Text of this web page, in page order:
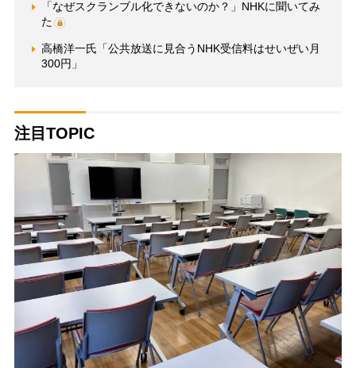
「なぜスクランブル化できないのか？」NHKに聞いてみ
た
高橋洋一氏「公共放送に見合うNHK受信料はせいぜい月
300円」
注目TOPIC